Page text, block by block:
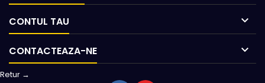
CONTUL TAU 
CONTACTEAZA-NE 
Retur →